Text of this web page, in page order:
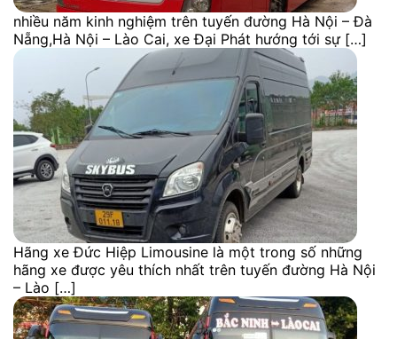
nhiều năm kinh nghiệm trên tuyến đường Hà Nội – Đà
Nẵng,Hà Nội – Lào Cai, xe Đại Phát hướng tới sự […]
Hãng xe Đức Hiệp Limousine là một trong số những
hãng xe được yêu thích nhất trên tuyến đường Hà Nội
– Lào […]